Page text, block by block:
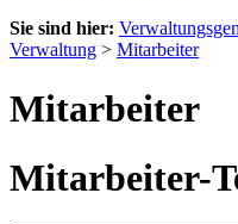
Sie sind hier:
Verwaltung > Mitarbeiter
Mitarbeiter
Mitarbeiter-